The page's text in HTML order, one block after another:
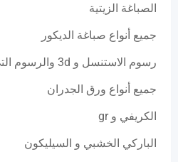
الصباغة الزيتية
جميع أنواع صباغة الديكور
رسوم الاستنسل و 3d والرسوم التي تليق بغرف الأطفال.
جميع أنواع ورق الجدران
الكريفي و gr
الباركي الخشبي و السيليكون